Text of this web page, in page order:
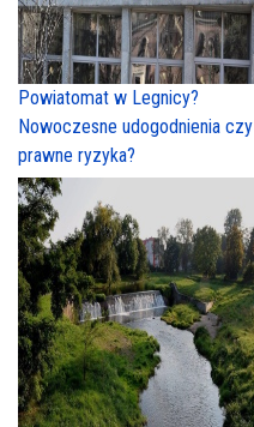
Powiatomat w Legnicy?
Nowoczesne udogodnienia czy
prawne ryzyka?